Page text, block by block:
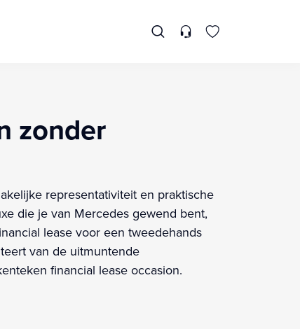
zonder
representativiteit en praktische
die je van Mercedes gewend bent,
lease voor een tweedehands
van de uitmuntende
financial lease occasion.